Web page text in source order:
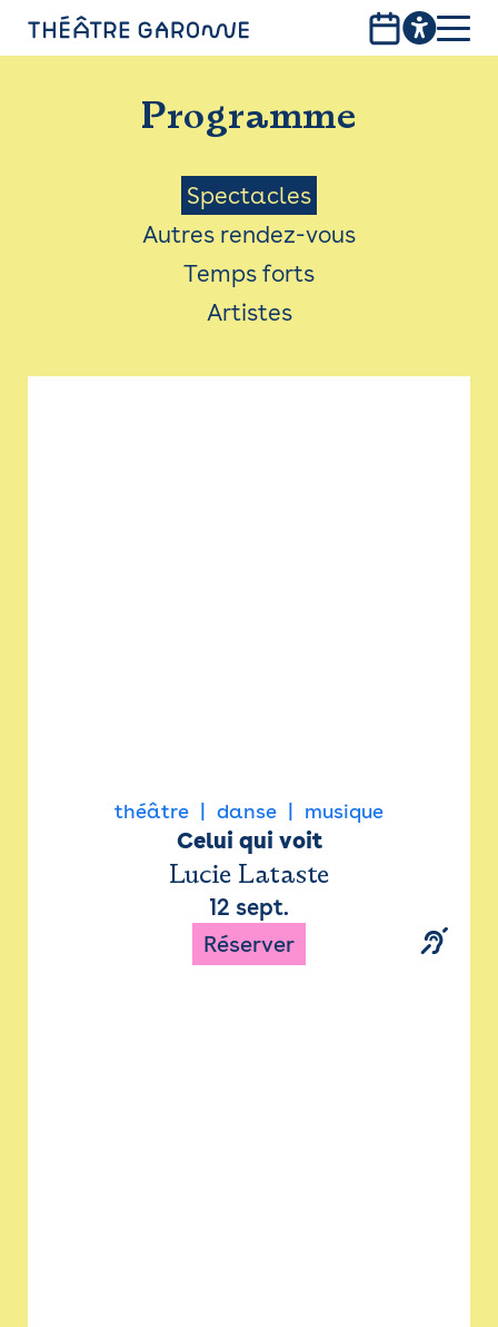
PROGRAMME
INFOS PRATIQUES
AVEC LES PUBLICS
ACCESSIBILITÉ
LES PRODUCTIONS
Programme
Menu
Saison
Spectacles
Autres rendez-vous
Temps forts
Artistes
théâtre danse musique
Celui qui voit
Lucie Lataste
12 sept.
Réserver